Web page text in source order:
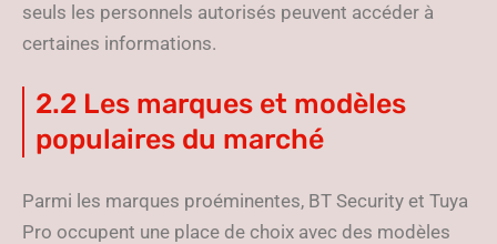
seuls les personnels autorisés peuvent accéder à
certaines informations.
2.2 Les marques et modèles
populaires du marché
Parmi les marques proéminentes, BT Security et Tuya
Pro occupent une place de choix avec des modèles